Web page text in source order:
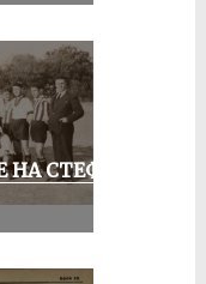
НА СТЕФАН